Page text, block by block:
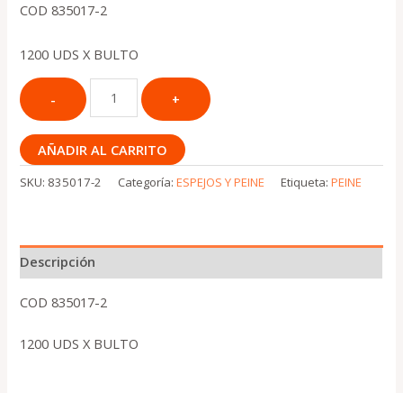
COD 835017-2
1200 UDS X BULTO
AÑADIR AL CARRITO
SKU: 835017-2 Categoría:ESPEJOS Y PEINE Etiqueta:PEINE
Descripción
COD 835017-2
1200 UDS X BULTO